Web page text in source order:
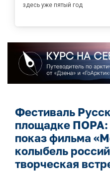
здесь уже пятый год
Фестиваль
площадке ПОРА:
показ фильма
колыбель
творческая